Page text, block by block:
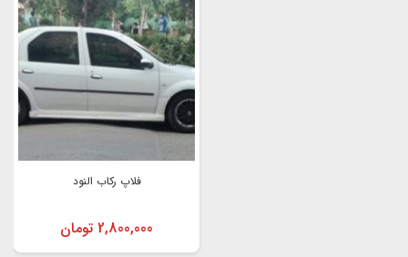
فلاپ رکاب النود
2,800,000 تومان